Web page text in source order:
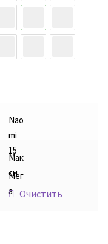
Nao
mi
15
Мак
си
Мег
а
Очистить